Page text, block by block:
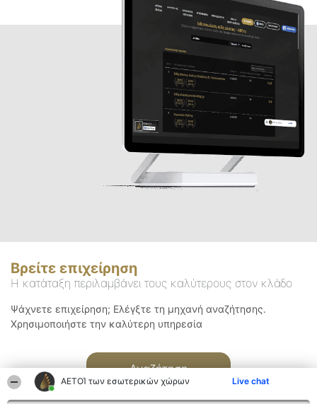
ΑΕΤΟΊ των εσωτερικών χώρων Live chat
Βρείτε επιχείρηση
Η κατάταξη περιλαμβάνει τους καλύτερους στον κλάδο
Ψάχνετε επιχείρηση; Ελέγξτε τη μηχανή αναζήτησης.
Χρησιμοποιήστε την καλύτερη υπηρεσία
Αναζήτηση